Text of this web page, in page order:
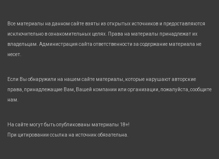
Все материалы на данном сайте взяты из открытых источников и предоставляются
исключительно в ознакомительных целях. Права на материалы принадлежат их
владельцам. Администрация сайта ответственности за содержание материала не
несет.
Если Вы обнаружили на нашем сайте материалы, которые нарушают авторские
права, принадлежащие Вам, Вашей компании или организации, пожалуйста, сообщите
нам.
На сайте могут быть опубликованы материалы 18+!
При цитировании ссылка на источник обязательна.